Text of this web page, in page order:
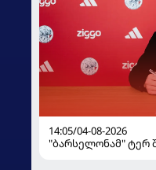
14:05/04-08-2026
"ბარსელონამ" ტერ